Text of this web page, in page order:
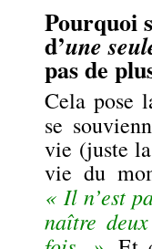
Pourquoi
d’une
pas de
Cela pose
se
vie (juste
vie du
« Il n’est
naître